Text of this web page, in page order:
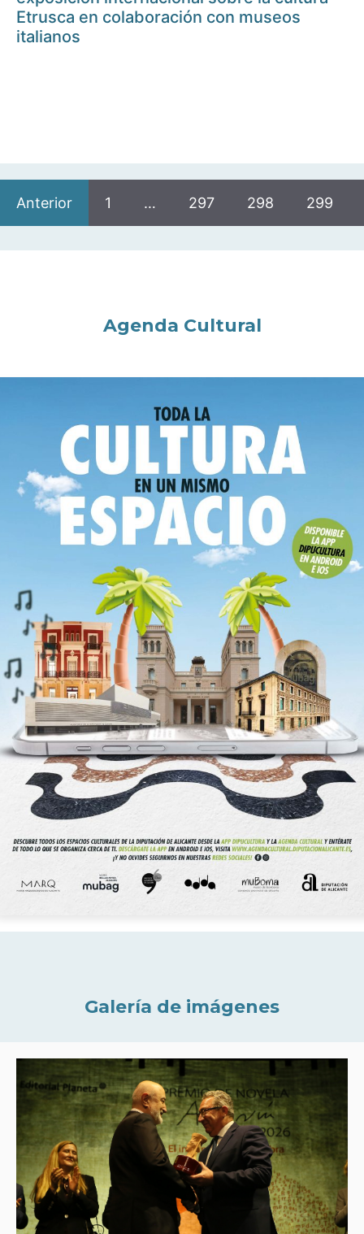
Etrusca en colaboración con museos
italianos
Anterior 1 … 297 298 299
Agenda Cultural
Galería de imágenes